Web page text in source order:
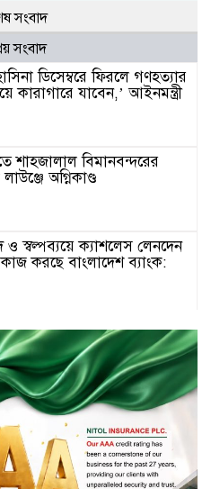
সংবাদ
সংবাদ
ডিসেম্বরে ফিরলে গণহত্যার
কারাগারে যাবেন,’ আইনমন্ত্রী
শাহজালাল বিমানবন্দরের
অগ্নিকাণ্ড
ও স্বল্পব্যয়ে ক্যাশলেস লেনদেন
করছে বাংলাদেশ ব্যাংক:
সীমান্ত দিয়ে ভারতে অবৈধ
সময় ৮ বাংলাদেশি নারী
গৃহবধূর ঝুলন্ত মরদেহ উদ্ধার